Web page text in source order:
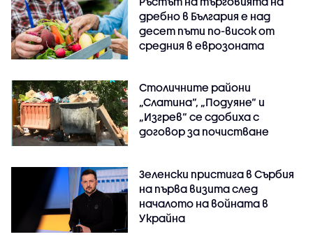
дребно в България е над
десет пъти по-висок от
средния в еврозоната
Столичните райони
„Слатина“, „Подуяне“ и
„Изгрев“ се сдобиха с
договор за почистване
Зеленски пристига в Сърбия
на първа визита след
началото на войната в
Украйна